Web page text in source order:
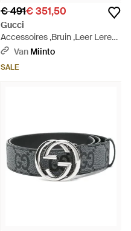
€ 491€ 351,50
Gucci
Accessoires ,Bruin ,Leer Leren
Riem - Bruin
Van Miinto
SALE